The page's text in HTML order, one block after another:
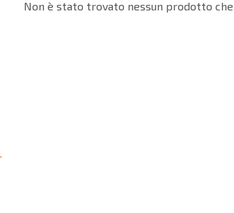
Non è stato trovato nessun prodotto